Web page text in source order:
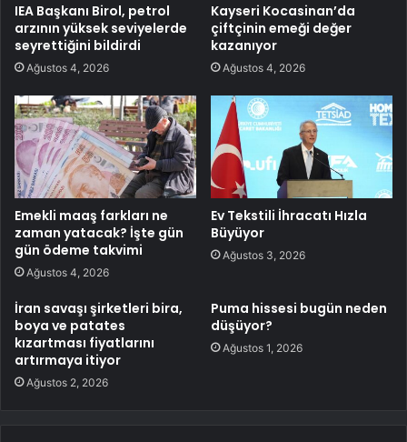
IEA Başkanı Birol, petrol
arzının yüksek seviyelerde
seyrettiğini bildirdi
Ağustos 4, 2026
Kayseri Kocasinan’da
çiftçinin emeği değer
kazanıyor
Ağustos 4, 2026
Emekli maaş farkları ne
zaman yatacak? İşte gün
gün ödeme takvimi
Ağustos 4, 2026
Ev Tekstili İhracatı Hızla
Büyüyor
Ağustos 3, 2026
İran savaşı şirketleri bira,
boya ve patates
kızartması fiyatlarını
artırmaya itiyor
Ağustos 2, 2026
Puma hissesi bugün neden
düşüyor?
Ağustos 1, 2026